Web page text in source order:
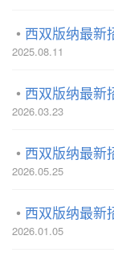
西双版纳最新
2025.08.11
西双版纳最新
2026.03.23
西双版纳最新
2026.05.25
西双版纳最新
2026.01.05